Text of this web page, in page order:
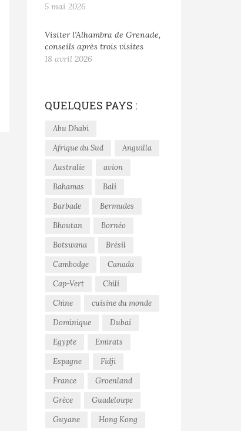
5 mai 2026
Visiter l’Alhambra de Grenade,
conseils après trois visites
18 avril 2026
QUELQUES PAYS :
Abu Dhabi
Afrique du Sud
Anguilla
Australie
avion
Bahamas
Bali
Barbade
Bermudes
Bhoutan
Bornéo
Botswana
Brésil
Cambodge
Canada
Cap-Vert
Chili
Chine
cuisine du monde
Dominique
Dubai
Egypte
Emirats
Espagne
Fidji
France
Groenland
Grèce
Guadeloupe
Guyane
Hong Kong